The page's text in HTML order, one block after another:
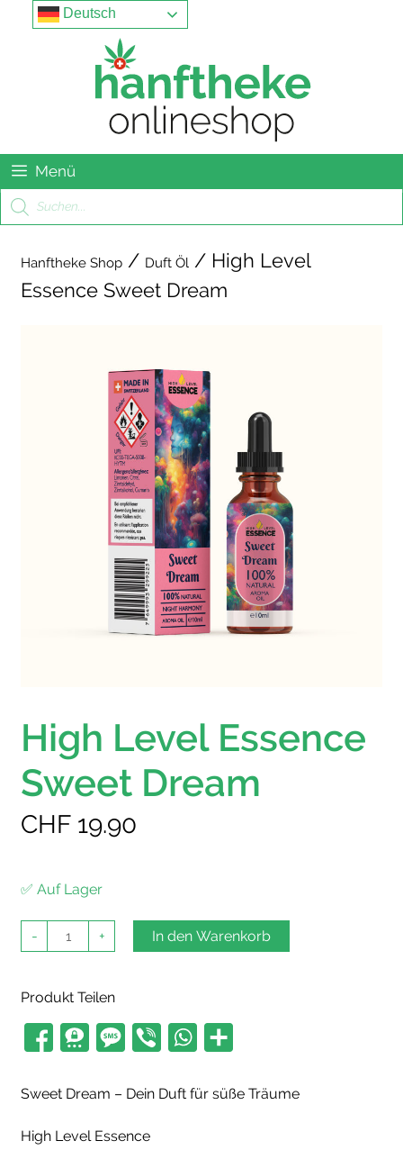
Springe
Menu
Menü
Products
search
Hanftheke Shop / Duft Öl / High Level
Essence Sweet Dream
High Level Essence
Sweet Dream
CHF 19.90
✅ Auf Lager
-
High
Level
Essence
Menge
+ In den Warenkorb
Produkt Teilen
Sweet Dream – Dein Duft für süße Träume
High Level Essence
Deutsch